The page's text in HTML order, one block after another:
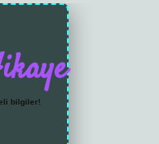
bilgiler!